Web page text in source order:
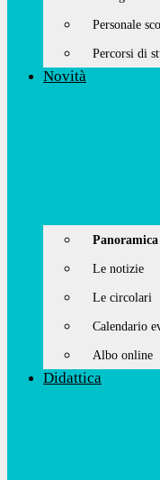
Personale
Percorsi di
Novità
Panoramica
Le notizie
Le circolari
Calendario
Albo online
Didattica